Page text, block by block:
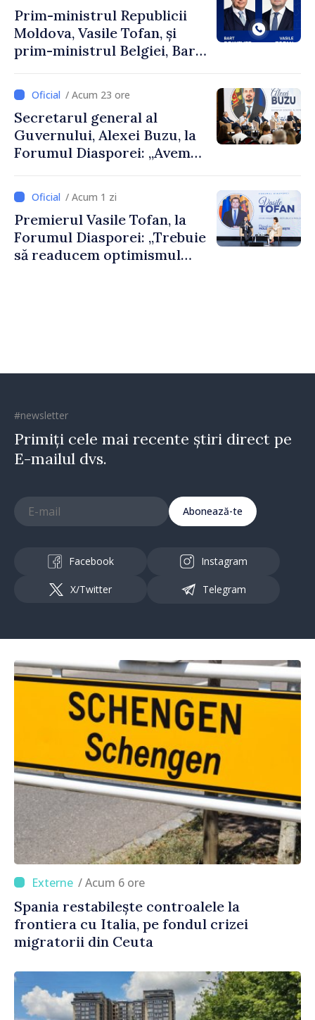
Prim-ministrul Republicii
Moldova, Vasile Tofan, și
prim-ministrul Belgiei, Bart
despre parcursul european
al Republicii Moldova.
/ Acum 23 ore
Secretarul general al
Guvernului, Alexei Buzu, la
Forumul Diasporei: „Avem
dumneavoastră pentru a
construi comunități mai
puternice”
/ Acum 1 zi
Premierul Vasile Tofan, la
Forumul Diasporei: „Trebuie
să readucem optimismul
#newsletter
Primiți cele mai recente știri direct pe
E-mailul dvs.
Abonează-te
Facebook Instagram
X/Twitter Telegram
/ Acum 6 ore
Spania restabilește controalele la
frontiera cu Italia, pe fondul crizei
migratorii din Ceuta